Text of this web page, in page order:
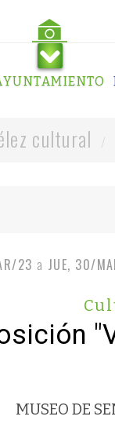
cultural
23 a JUE, 30/
MUSEO DE